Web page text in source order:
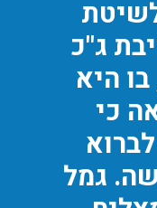
ג"כ
היא
כי
גמל